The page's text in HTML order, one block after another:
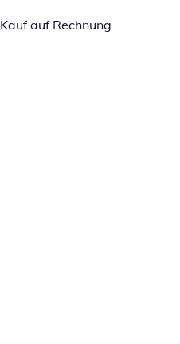
Kauf auf Rechnung